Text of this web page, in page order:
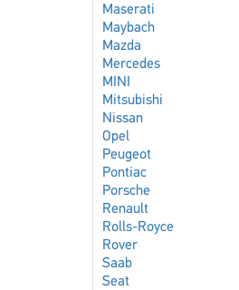
Maserati
Maybach
Mazda
Mercedes
MINI
Mitsubishi
Nissan
Opel
Peugeot
Pontiac
Porsche
Renault
Rolls-Royce
Rover
Saab
Seat